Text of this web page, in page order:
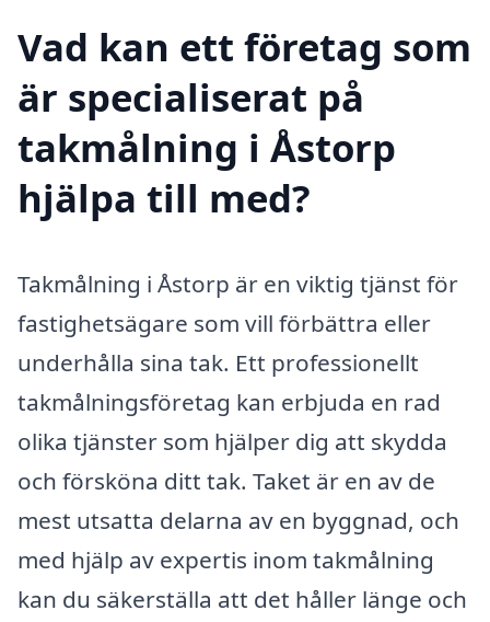
Vad kan ett företag som
är specialiserat på
takmålning i Åstorp
hjälpa till med?
Takmålning i Åstorp är en viktig tjänst för
fastighetsägare som vill förbättra eller
underhålla sina tak. Ett professionellt
takmålningsföretag kan erbjuda en rad
olika tjänster som hjälper dig att skydda
och försköna ditt tak. Taket är en av de
mest utsatta delarna av en byggnad, och
med hjälp av expertis inom takmålning
kan du säkerställa att det håller länge och